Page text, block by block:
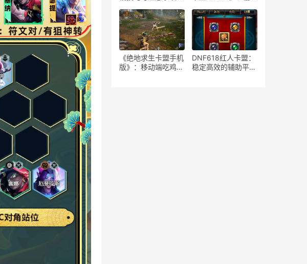
绝地求生游戏卡盟平
台
《绝地求生》卡盟
519km：揭秘高端
玩家生存与竞技秘籍
《绝地求生卡盟手机
版》：移动端吃鸡新
DNF618红人卡盟：
稳定高效的辅助平台